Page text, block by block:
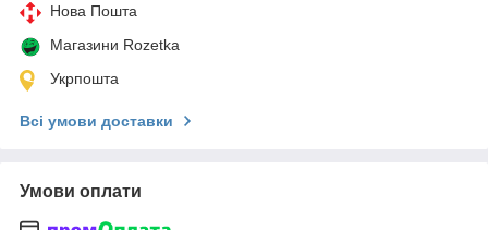
Нова Пошта
Магазини Rozetka
Укрпошта
Всі умови доставки
Умови оплати